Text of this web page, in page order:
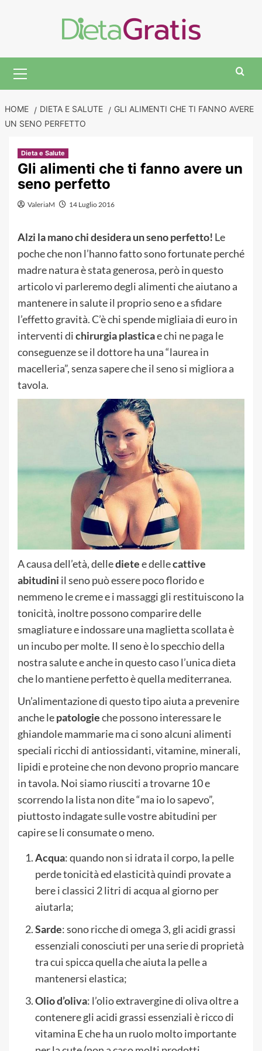
Menu
HOME DIETA E SALUTE
GLI ALIMENTI CHE TI FANNO AVERE
UN SENO PERFETTO
Dieta e Salute
Gli alimenti che ti fanno avere un
seno perfetto
ValeriaM 14 Luglio 2016
Alzi la mano chi desidera un seno perfetto! Le
poche che non l’hanno fatto sono fortunate perché
madre natura è stata generosa, però in questo
articolo vi parleremo degli alimenti che aiutano a
mantenere in salute il proprio seno e a sfidare
l’effetto gravità. C’è chi spende migliaia di euro in
interventi dichirurgia plasticae chi ne paga le
conseguenze se il dottore ha una “laurea in
macelleria”, senza sapere che il seno si migliora a
tavola.
A causa dell’età, delledietee dellecattive
abitudini il seno può essere poco florido e
nemmeno le creme e i massaggi gli restituiscono la
tonicità, inoltre possono comparire delle
smagliature e indossare una maglietta scollata è
un incubo per molte. Il seno è lo specchio della
nostra salute e anche in questo caso l’unica dieta
che lo mantiene perfetto è quella mediterranea.
Un’alimentazione di questo tipo aiuta a prevenire
anche lepatologieche possono interessare le
ghiandole mammarie ma ci sono alcuni alimenti
speciali ricchi di antiossidanti, vitamine, minerali,
lipidi e proteine che non devono proprio mancare
in tavola. Noi siamo riusciti a trovarne 10 e
scorrendo la lista non dite “ma io lo sapevo”,
piuttosto indagate sulle vostre abitudini per
capire se li consumate o meno.
Acqua: quando non si idrata il corpo, la pelle
perde tonicità ed elasticità quindi provate a
bere i classici 2 litri di acqua al giorno per
aiutarla;
Sarde: sono ricche di omega 3, gli acidi grassi
essenziali conosciuti per una serie di proprietà
tra cui spicca quella che aiuta la pelle a
mantenersi elastica;
Olio d’oliva: l’olio extravergine di oliva oltre a
contenere gli acidi grassi essenziali è ricco di
vitamina E che ha un ruolo molto importante